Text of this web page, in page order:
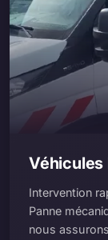
Véhicules
Intervention
Panne
nous